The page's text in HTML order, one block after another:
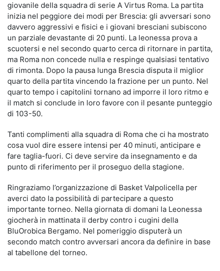
giovanile della squadra di serie A Virtus Roma. La partita
inizia nel peggiore dei modi per Brescia: gli avversari sono
davvero aggressivi e fisici e i giovani bresciani subiscono
un parziale devastante di 20 punti. La leonessa prova a
scuotersi e nel secondo quarto cerca di ritornare in partita,
ma Roma non concede nulla e respinge qualsiasi tentativo
di rimonta. Dopo la pausa lunga Brescia disputa il miglior
quarto della partita vincendo la frazione per un punto. Nel
quarto tempo i capitolini tornano ad imporre il loro ritmo e
il match si conclude in loro favore con il pesante punteggio
di 103-50.
Tanti complimenti alla squadra di Roma che ci ha mostrato
cosa vuol dire essere intensi per 40 minuti, anticipare e
fare taglia-fuori. Ci deve servire da insegnamento e da
punto di riferimento per il proseguo della stagione.
Ringraziamo l’organizzazione di Basket Valpolicella per
averci dato la possibilità di partecipare a questo
importante torneo. Nella giornata di domani la Leonessa
giocherà in mattinata il derby contro i cugini della
BluOrobica Bergamo. Nel pomeriggio disputerà un
secondo match contro avversari ancora da definire in base
al tabellone del torneo.